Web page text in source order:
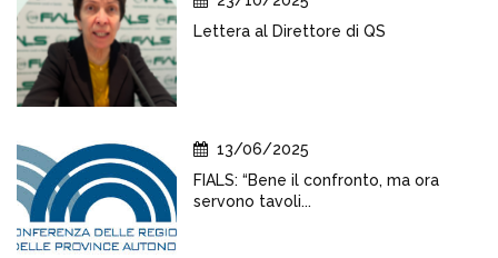
Lettera al Direttore di QS
13/06/2025
FIALS: “Bene il confronto, ma ora
servono tavoli...